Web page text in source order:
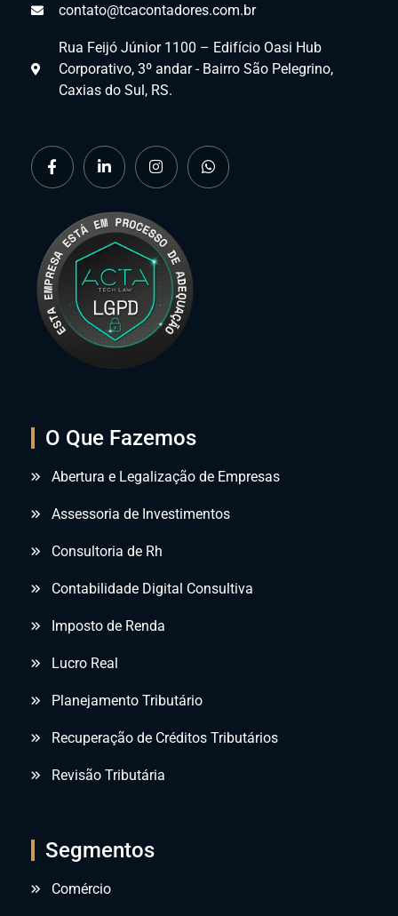
contato@tcacontadores.com.br
Rua Feijó Júnior 1100 – Edifício Oasi Hub
Corporativo, 3º andar - Bairro São Pelegrino,
Caxias do Sul, RS.
O Que Fazemos
Abertura e Legalização de Empresas
Assessoria de Investimentos
Consultoria de Rh
Contabilidade Digital Consultiva
Imposto de Renda
Lucro Real
Planejamento Tributário
Recuperação de Créditos Tributários
Revisão Tributária
Segmentos
Comércio